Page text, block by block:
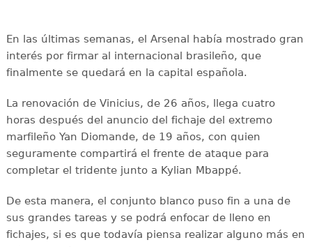
En las últimas semanas, el Arsenal había mostrado gran
interés por firmar al internacional brasileño, que
finalmente se quedará en la capital española.
La renovación de Vinicius, de 26 años, llega cuatro
horas después del anuncio del fichaje del extremo
marfileño Yan Diomande, de 19 años, con quien
seguramente compartirá el frente de ataque para
completar el tridente junto a Kylian Mbappé.
De esta manera, el conjunto blanco puso fin a una de
sus grandes tareas y se podrá enfocar de lleno en
fichajes, si es que todavía piensa realizar alguno más en